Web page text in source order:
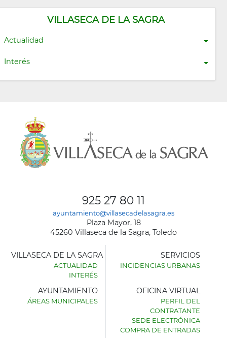
VILLASECA DE LA SAGRA
Actualidad
Interés
925 27 80 11
ayuntamiento@villasecadelasagra.es
Plaza Mayor, 18
45260 Villaseca de la Sagra, Toledo
AYUNTAMIENTO
VILLASECA DE LA SAGRA
ACTUALIDAD
INTERÉS
SERVICIOS
INCIDENCIAS URBANAS
AYUNTAMIENTO
ÁREAS MUNICIPALES
OFICINA VIRTUAL
PERFIL DEL
CONTRATANTE
SEDE ELECTRÓNICA
COMPRA DE ENTRADAS